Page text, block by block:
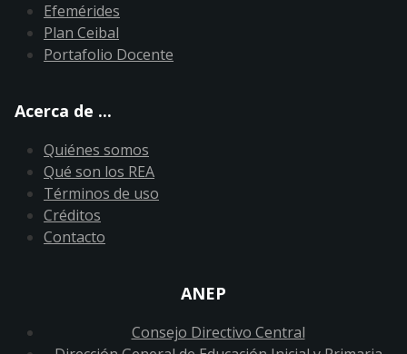
Efemérides
Plan Ceibal
Portafolio Docente
Acerca de ...
Quiénes somos
Qué son los REA
Términos de uso
Créditos
Contacto
ANEP
Consejo Directivo Central